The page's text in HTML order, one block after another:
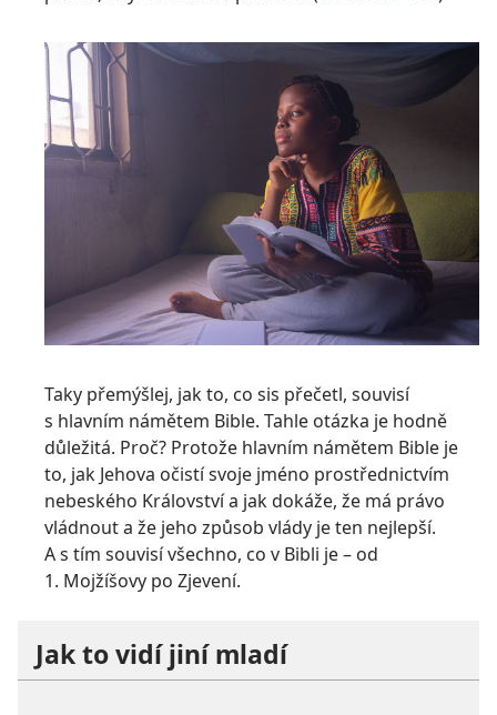
Taky přemýšlej, jak to, co sis přečetl, souvisí
s hlavním námětem Bible. Tahle otázka je hodně
důležitá. Proč? Protože hlavním námětem Bible je
to, jak Jehova očistí svoje jméno prostřednictvím
nebeského Království a jak dokáže, že má právo
vládnout a že jeho způsob vlády je ten nejlepší.
A s tím souvisí všechno, co v Bibli je – od
1. Mojžíšovy po Zjevení.
Jak to vidí jiní mladí